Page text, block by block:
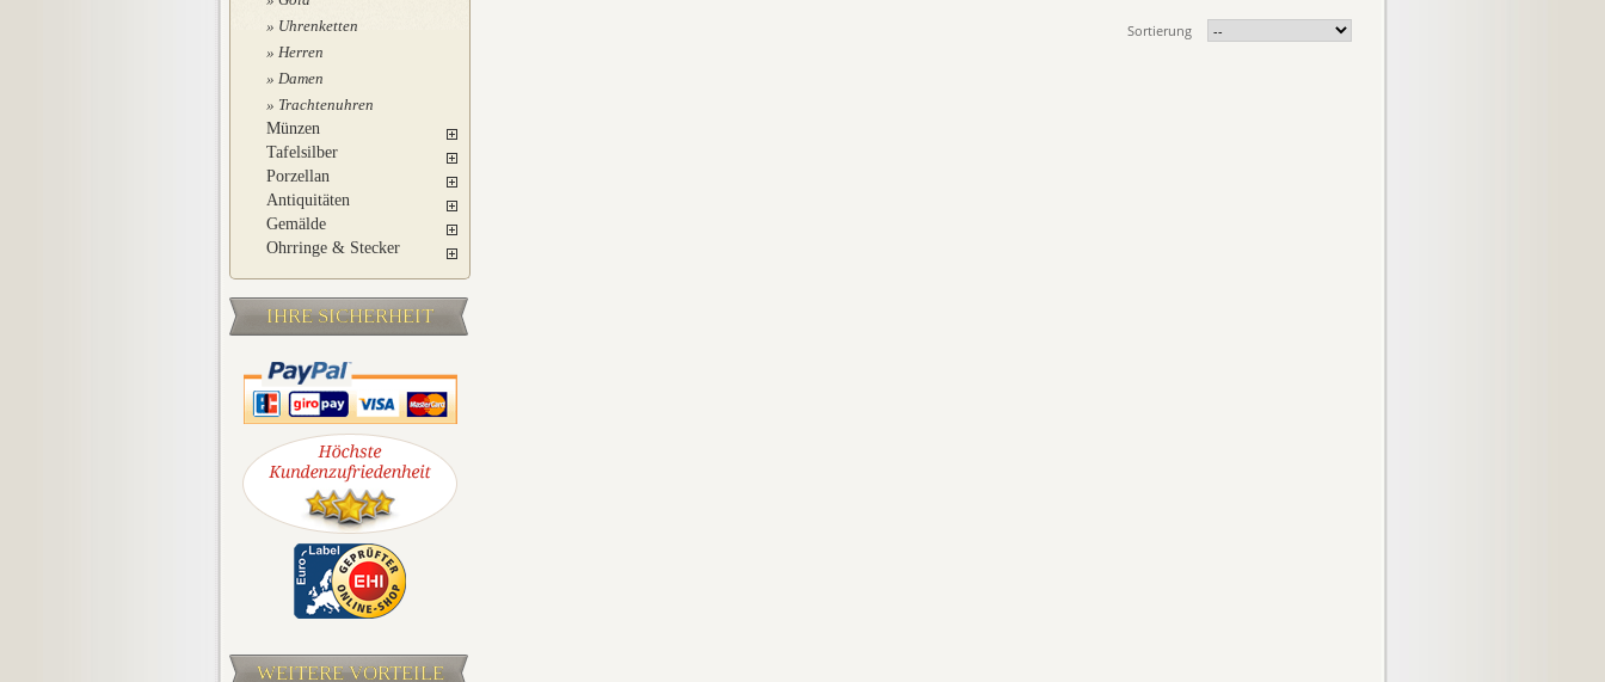
Uhrenketten
Herren
Damen
Trachtenuhren
Münzen
Tafelsilber
Porzellan
Antiquitäten
Gemälde
Ohrringe & Stecker
IHRE SICHERHEIT
WEITERE VORTEILE
Sortierung